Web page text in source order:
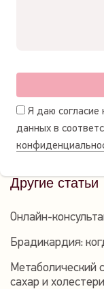
Я даю согласие
данных в
Другие статьи
Онлайн-
Брадикардия:
Метаболический
сахар и